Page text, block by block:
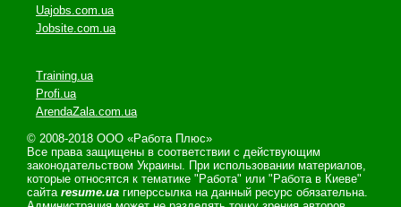
Uajobs.com.ua
Jobsite.com.ua
Training.ua
Profi.ua
ArendaZala.com.ua
© 2008-2018 ООО «Работа Плюс»
Все права защищены в соответствии с действующим
законодательством Украины. При использовании материалов,
которые относятся к тематике "Работа" или "Работа в Киеве"
сайта resume.ua гиперссылка на данный ресурс обязательна.